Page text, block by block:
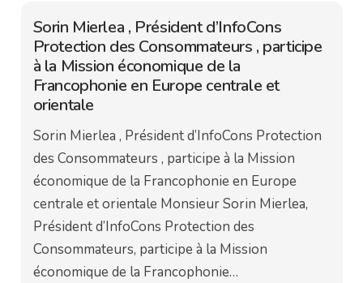
Sorin Mierlea , Président d’InfoCons
Protection des Consommateurs , participe
à la Mission économique de la
Francophonie en Europe centrale et
orientale
Sorin Mierlea , Président d’InfoCons Protection
des Consommateurs , participe à la Mission
économique de la Francophonie en Europe
centrale et orientale Monsieur Sorin Mierlea,
Président d’InfoCons Protection des
Consommateurs, participe à la Mission
économique de la Francophonie…